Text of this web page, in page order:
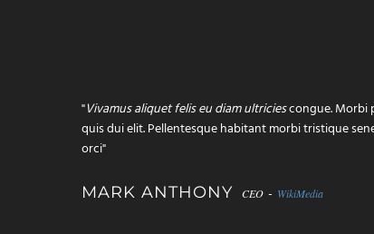
"Vivamus aliquet felis eu diam ultriciescongue. Morbi
quis dui elit. Pellentesque habitant morbi tristique
orci"
MARK ANTHONY CEO - WikiMedia